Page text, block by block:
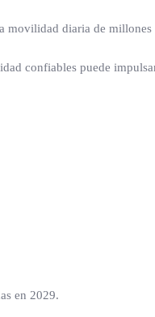
movilidad diaria de millones
confiables puede
en 2029.